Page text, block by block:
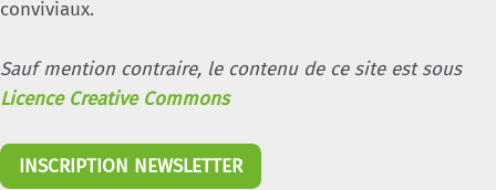
conviviaux.
Sauf mention contraire, le contenu de ce site est sous
Licence Creative Commons
INSCRIPTION NEWSLETTER